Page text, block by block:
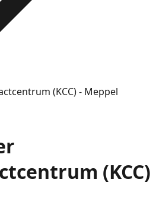
(KCC) - Meppel
(KCC)